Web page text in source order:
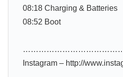
08:18 Charging & Batteries
08:52 Boot
Instagram – http://